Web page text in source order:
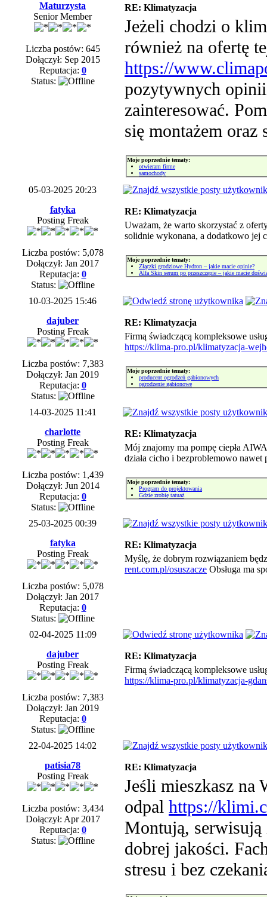
Maturzysta
Senior Member
Liczba postów: 645
Dołączył: Sep 2015
Reputacja: 0
Status:
RE: Klimatyzacja
Jeżeli chodzi o
również na ofertę
https://
pozytywnych
zainteresować.
się montażem oraz
Moje poprzednie tematy:
otwieram firme
samochody
05-03-2025 20:23
fatyka
Posting Freak
Liczba postów: 5,078
Dołączył: Jan 2017
Reputacja: 0
Status:
RE: Klimatyzacja
Uważam, że warto skorzystać z
solidnie wykonana, a dodatkowo jej
Moje poprzednie tematy:
Złączki grodziowe Hydron – jakie macie opinie?
Alfa Skin serum po przeszczepie – jakie macie
10-03-2025 15:46
dajuber
Posting Freak
Liczba postów: 7,383
Dołączył: Jan 2019
Reputacja: 0
Status:
RE: Klimatyzacja
Firmą świadczącą kompleksowe
https://klima-pro.pl/klimatyzacja-
Moje poprzednie tematy:
producent ogrodzeń gabionowych
ogrodzenie gabionowe
14-03-2025 11:41
charlotte
Posting Freak
Liczba postów: 1,439
Dołączył: Jun 2014
Reputacja: 0
Status:
RE: Klimatyzacja
Mój znajomy ma pompę ciepła
działa cicho i bezproblemowo nawet
Moje poprzednie tematy:
Program do projektowania
Gdzie zrobię tatuaż
25-03-2025 00:39
fatyka
Posting Freak
Liczba postów: 5,078
Dołączył: Jan 2017
Reputacja: 0
Status:
RE: Klimatyzacja
Myślę, że dobrym rozwiązaniem
rent.com.pl/osuszacze Obsługa ma
02-04-2025 11:09
dajuber
Posting Freak
Liczba postów: 7,383
Dołączył: Jan 2019
Reputacja: 0
Status:
RE: Klimatyzacja
Firmą świadczącą kompleksowe
https://klima-pro.pl/klimatyzacja-
22-04-2025 14:02
patisia78
Posting Freak
Liczba postów: 3,434
Dołączył: Apr 2017
Reputacja: 0
Status:
RE: Klimatyzacja
Jeśli mieszkasz na
odpal https://
Montują,
dobrej jakości.
stresu i bez